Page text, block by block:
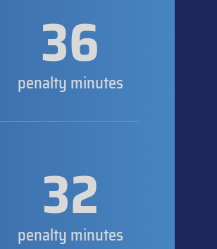
36
penalty minutes
32
penalty minutes